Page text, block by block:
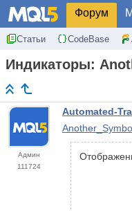
Форум
Статьи CodeBase
Индикаторы:
Админ
111724
Automated-